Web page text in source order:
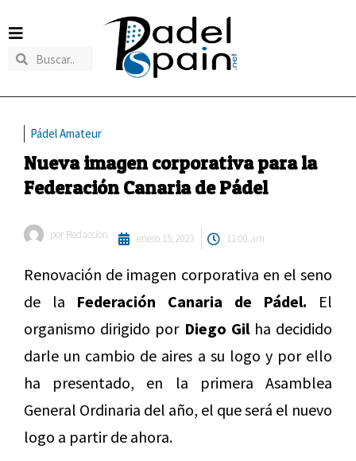
Pádel Amateur
Nueva imagen corporativa para la
Federación Canaria de Pádel
por Redaccion enero 15, 2023 11:00 am
Renovación de imagen corporativa en el seno
de la Federación Canaria de Pádel. El
organismo dirigido por Diego Gilha decidido
darle un cambio de aires a su logo y por ello
ha presentado, en la primera Asamblea
General Ordinaria del año, el que será el nuevo
logo a partir de ahora.